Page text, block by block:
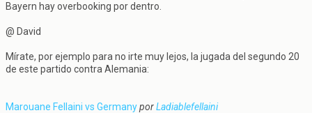
Bayern hay overbooking por dentro.
@ David
Mírate, por ejemplo para no irte muy lejos, la jugada del segundo 20
de este partido contra Alemania:
Marouane Fellaini vs GermanyporLadiablefellaini